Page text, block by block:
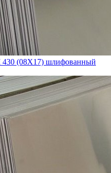
(08Х17) шлифованный